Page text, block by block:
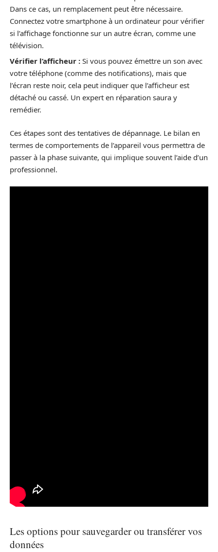
Dans ce cas, un remplacement peut être nécessaire.
Connectez votre smartphone à un ordinateur pour vérifier
si l’affichage fonctionne sur un autre écran, comme une
télévision.
Vérifier l’afficheur : Si vous pouvez émettre un son avec
votre téléphone (comme des notifications), mais que
l’écran reste noir, cela peut indiquer que l’afficheur est
détaché ou cassé. Un expert en réparation saura y
remédier.
Ces étapes sont des tentatives de dépannage. Le bilan en
termes de comportements de l’appareil vous permettra de
passer à la phase suivante, qui implique souvent l’aide d’un
professionnel.
Les options pour sauvegarder ou transférer vos
données